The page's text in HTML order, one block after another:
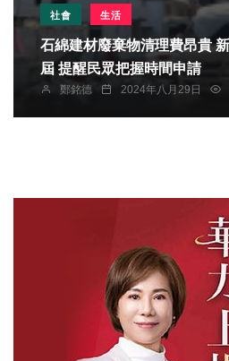
社會 生活
石綿建材廢棄物清理費昂貴 新竹市免費清運受理將
屆 提醒民眾把握時間申請
鄭銘德 2024年八月29日